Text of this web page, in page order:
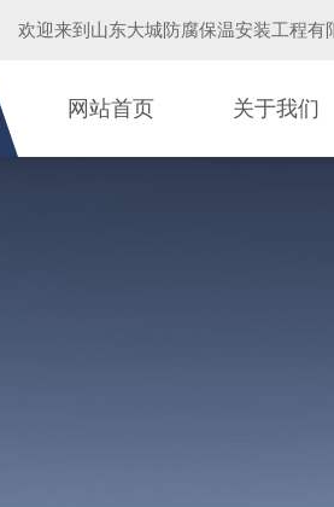
欢迎来到 山东大城防腐保温安装工程有
网站首页 关于我们